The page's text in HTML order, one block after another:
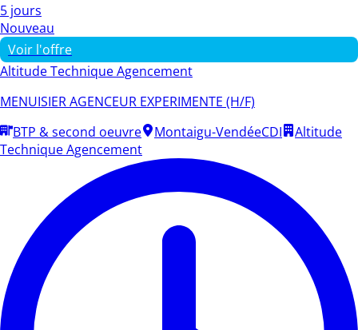
5 jours
Nouveau
Voir l'offre
Altitude Technique Agencement
MENUISIER AGENCEUR EXPERIMENTE (H/F)
BTP & second oeuvre
Montaigu-VendéeCDI
Altitude
Technique Agencement